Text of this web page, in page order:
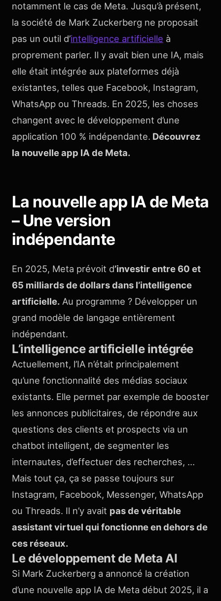
notamment le cas de Meta. Jusqu’à présent,
la société de Mark Zuckerberg ne proposait
pas un outil d’intelligence artificielle à
proprement parler. Il y avait bien une IA, mais
elle était intégrée aux plateformes déjà
existantes, telles que Facebook, Instagram,
WhatsApp ou Threads. En 2025, les choses
changent avec le développement d’une
application 100 % indépendante. Découvrez
la nouvelle app IA de Meta.
La nouvelle app IA de Meta
– Une version
indépendante
En 2025, Meta prévoit d’investir entre 60 et
65 milliards de dollars dans l’intelligence
artificielle. Au programme ? Développer un
grand modèle de langage entièrement
indépendant.
L’intelligence artificielle intégrée
Actuellement, l’IA n’était principalement
qu’une fonctionnalité des médias sociaux
existants. Elle permet par exemple de booster
les annonces publicitaires, de répondre aux
questions des clients et prospects via un
chatbot intelligent, de segmenter les
internautes, d’effectuer des recherches, …
Mais tout ça, ça se passe toujours sur
Instagram, Facebook, Messenger, WhatsApp
ou Threads. Il n’y avait pas de véritable
assistant virtuel qui fonctionne en dehors de
ces réseaux.
Le développement de Meta AI
Si Mark Zuckerberg a annoncé la création
d’une nouvelle app IA de Meta début 2025, il a